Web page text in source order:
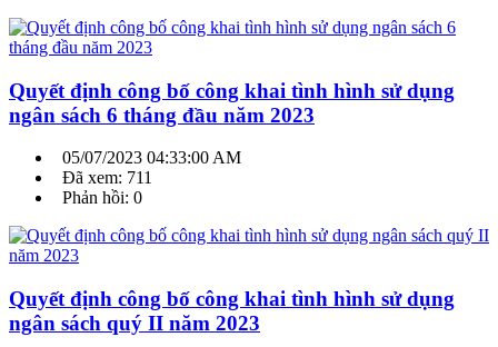
Quyết định công bố công khai tình hình sử dụng
ngân sách 6 tháng đầu năm 2023
05/07/2023 04:33:00 AM
Đã xem: 711
Phản hồi: 0
Quyết định công bố công khai tình hình sử dụng
ngân sách quý II năm 2023